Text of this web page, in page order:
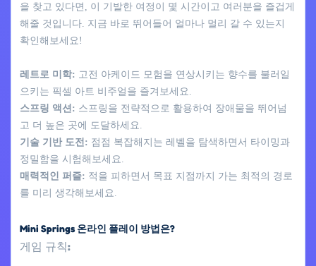
을 찾고 있다면, 이 기발한 여정이 몇 시간이고 여러분을 즐겁게
해줄 것입니다. 지금 바로 뛰어들어 얼마나 멀리 갈 수 있는지
확인해보세요!
레트로 미학: 고전 아케이드 모험을 연상시키는 향수를 불러일
으키는 픽셀 아트 비주얼을 즐겨보세요.
스프링 액션: 스프링을 전략적으로 활용하여 장애물을 뛰어넘
고 더 높은 곳에 도달하세요.
기술 기반 도전: 점점 복잡해지는 레벨을 탐색하면서 타이밍과
정밀함을 시험해보세요.
매력적인 퍼즐: 적을 피하면서 목표 지점까지 가는 최적의 경로
를 미리 생각해보세요.
Mini Springs 온라인 플레이 방법은?
게임 규칙: